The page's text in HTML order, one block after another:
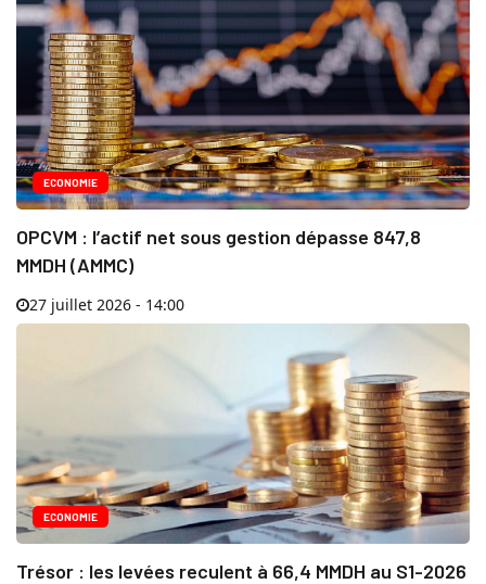
ECONOMIE
OPCVM : l’actif net sous gestion dépasse 847,8
MMDH (AMMC)
27 juillet 2026 - 14:00
ECONOMIE
Trésor : les levées reculent à 66,4 MMDH au S1-2026